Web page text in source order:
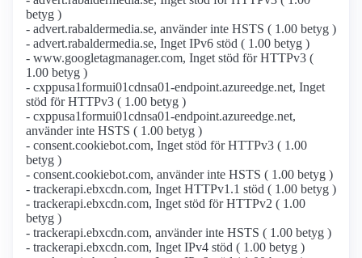
betyg )
- advert.rabaldermedia.se, använder inte HSTS ( 1.00 betyg )
- advert.rabaldermedia.se, Inget IPv6 stöd ( 1.00 betyg )
- www.googletagmanager.com, Inget stöd för HTTPv3 (
1.00 betyg )
- cxppusa1formui01cdnsa01-endpoint.azureedge.net, Inget
stöd för HTTPv3 ( 1.00 betyg )
- cxppusa1formui01cdnsa01-endpoint.azureedge.net,
använder inte HSTS ( 1.00 betyg )
- consent.cookiebot.com, Inget stöd för HTTPv3 ( 1.00
betyg )
- consent.cookiebot.com, använder inte HSTS ( 1.00 betyg )
- trackerapi.ebxcdn.com, Inget HTTPv1.1 stöd ( 1.00 betyg )
- trackerapi.ebxcdn.com, Inget stöd för HTTPv2 ( 1.00
betyg )
- trackerapi.ebxcdn.com, använder inte HSTS ( 1.00 betyg )
- trackerapi.ebxcdn.com, Inget IPv4 stöd ( 1.00 betyg )